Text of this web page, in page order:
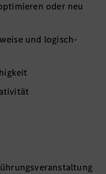
oder neu
und logisch-